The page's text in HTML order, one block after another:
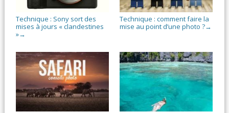
Technique : Sony sort des
mises à jours « clandestines
»→
Technique : comment faire la
mise au point d’une photo ?→